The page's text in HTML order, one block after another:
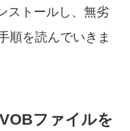
ストールし、無劣
順を読んでいきま
ファイルを